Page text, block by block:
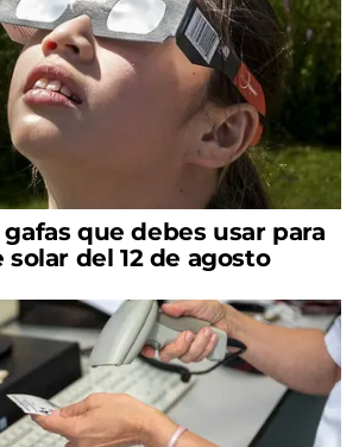
gafas que debes usar para
del 12 de agosto